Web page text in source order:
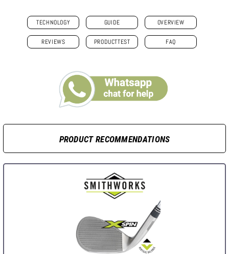
TECHNOLOGY GUIDE OVERVIEW
REVIEWS PRODUCTTEST FAQ
PRODUCT RECOMMENDATIONS